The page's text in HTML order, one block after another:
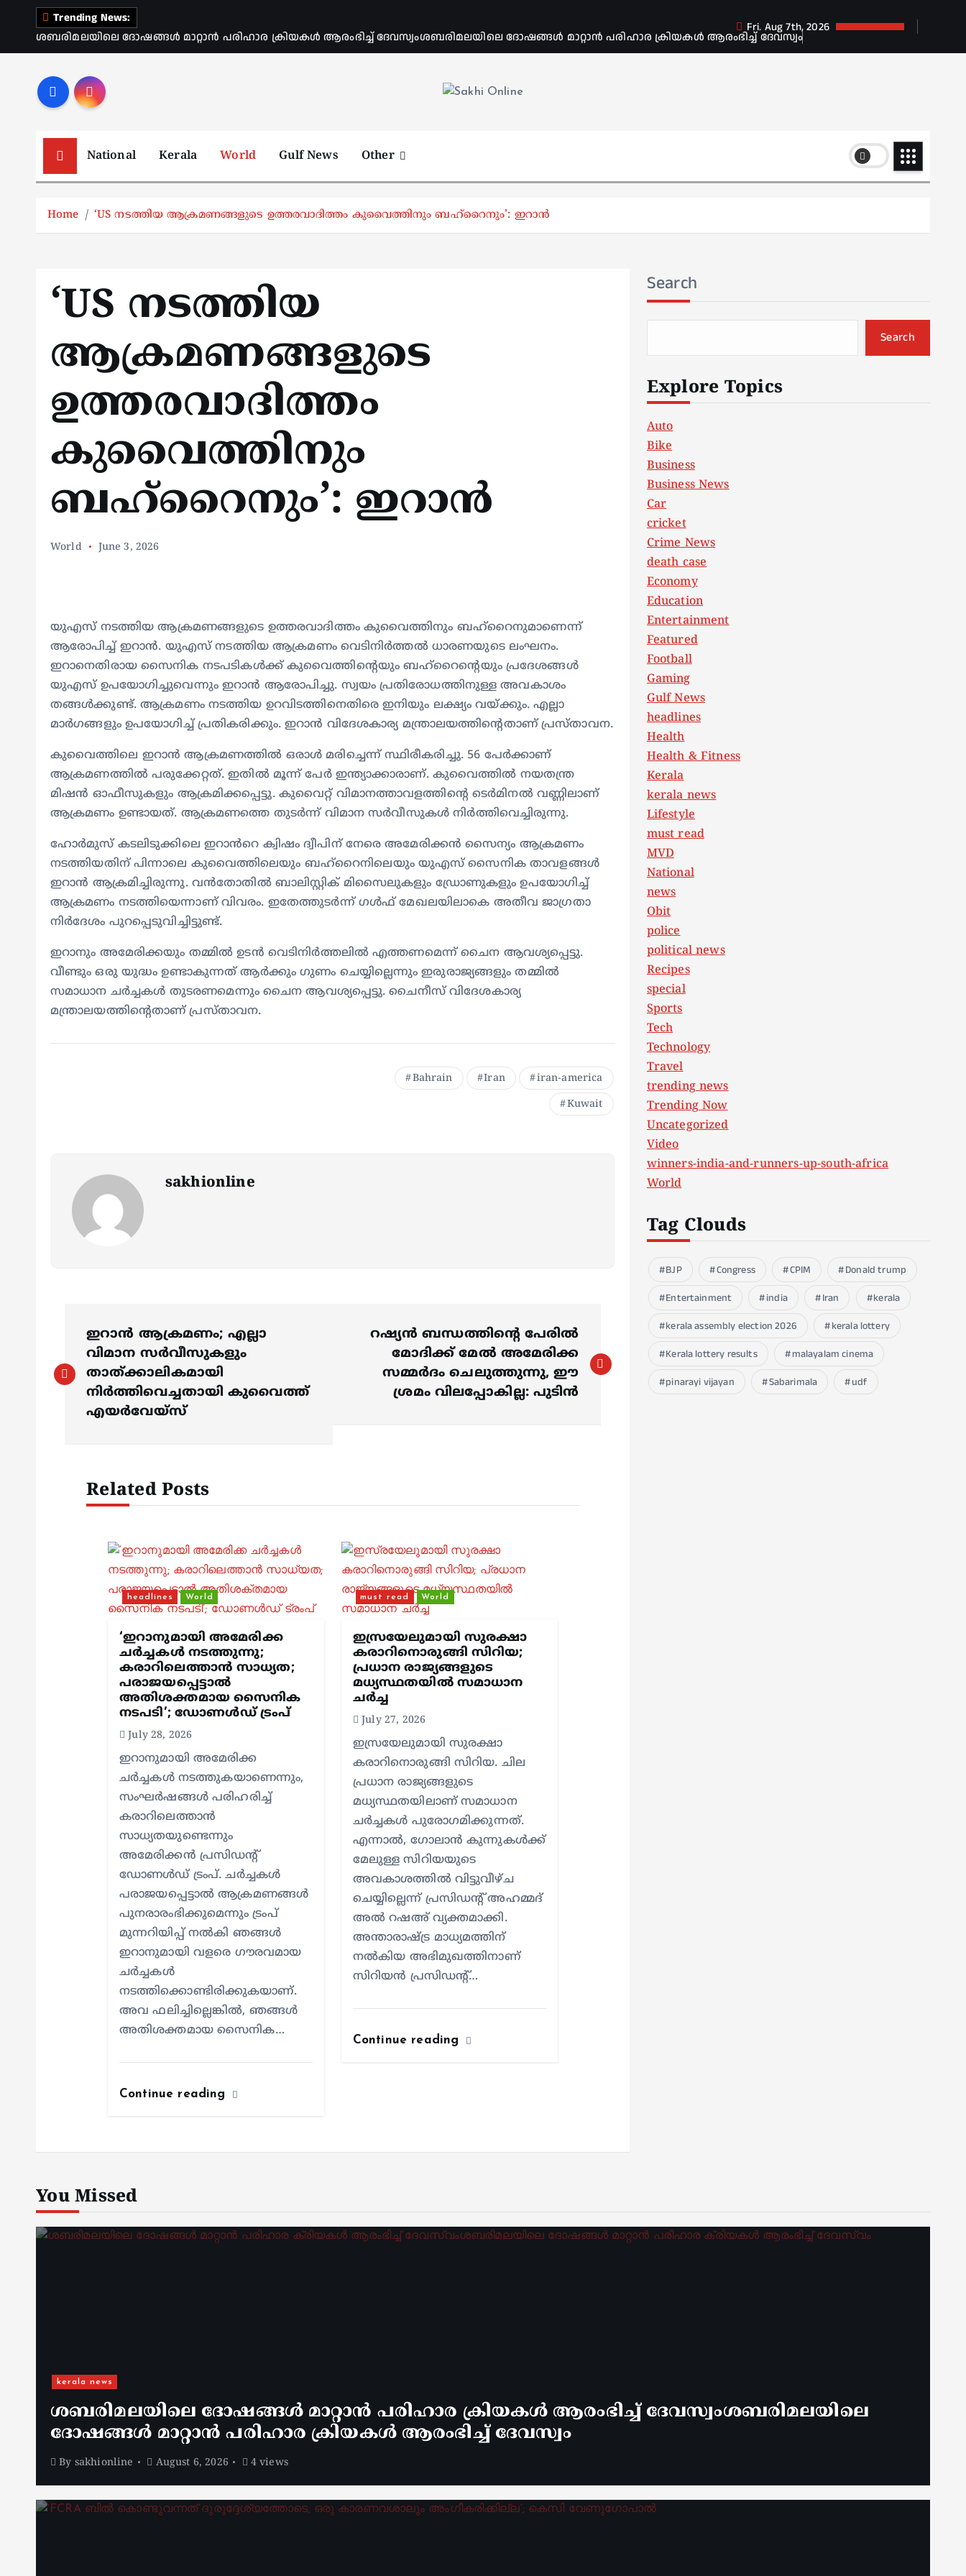
Trending News:
ശബരിമലയിലെ ദോഷങ്ങൾ മാറ്റാൻ പരിഹാര ക്രിയകൾ ആരംഭിച്ച് ദേവസ്വംശബരിമലയിലെ ദോഷങ്ങൾ മാറ്റാൻ പരിഹാര ക്രിയകൾ ആരംഭിച്ച് ദേവസ്വം
Fri. Aug 7th, 2026
National Kerala World Gulf News Other
Home ‘US നടത്തിയ ആക്രമണങ്ങളുടെ ഉത്തരവാദിത്തം കുവൈത്തിനും ബഹ്‌റൈനും’: ഇറാൻ
‘US നടത്തിയ
ആക്രമണങ്ങളുടെ
ഉത്തരവാദിത്തം
കുവൈത്തിനും
ബഹ്‌റൈനും’: ഇറാൻ
World June 3, 2026
യുഎസ് നടത്തിയ ആക്രമണങ്ങളുടെ ഉത്തരവാദിത്തം കുവൈത്തിനും ബഹ്‌റൈനുമാണെന്ന്
ആരോപിച്ച് ഇറാൻ. യുഎസ് നടത്തിയ ആക്രമണം വെടിനിർത്തൽ ധാരണയുടെ ലംഘനം.
ഇറാനെതിരായ സൈനിക നടപടികൾക്ക് കുവൈത്തിന്റെയും ബഹ്റൈന്റെയും പ്രദേശങ്ങൾ
യുഎസ് ഉപയോഗിച്ചുവെന്നും ഇറാൻ ആരോപിച്ചു. സ്വയം പ്രതിരോധത്തിനുള്ള അവകാശം
തങ്ങൾക്കുണ്ട്. ആക്രമണം നടത്തിയ ഉറവിടത്തിനെതിരെ ഇനിയും ലക്ഷ്യം വയ്ക്കും. എല്ലാ
മാർഗങ്ങളും ഉപയോഗിച്ച് പ്രതികരിക്കും. ഇറാൻ വിദേശകാര്യ മന്ത്രാലയത്തിന്റെതാണ് പ്രസ്താവന.
കുവൈത്തിലെ ഇറാൻ ആക്രമണത്തിൽ ഒരാൾ മരിച്ചെന്ന് സ്ഥിരീകരിച്ചു. 56 പേർക്കാണ്
ആക്രമണത്തിൽ പരുക്കേറ്റത്. ഇതിൽ മൂന്ന് പേർ ഇന്ത്യാക്കാരാണ്. കുവൈത്തിൽ നയതന്ത്ര
മിഷൻ ഓഫീസുകളും ആക്രമിക്കപ്പെട്ടു. കുവൈറ്റ് വിമാനത്താവളത്തിന്റെ ടെർമിനൽ വണ്ണിലാണ്
ആക്രമണം ഉണ്ടായത്. ആക്രമണത്തെ തുടർന്ന് വിമാന സർവീസുകൾ നിർത്തിവെച്ചിരുന്നു.
ഹോർമുസ് കടലിടുക്കിലെ ഇറാൻറെ ക്വിഷം ദ്വീപിന് നേരെ അമേരിക്കൻ സൈന്യം ആക്രമണം
നടത്തിയതിന് പിന്നാലെ കുവൈത്തിലെയും ബഹ്‌റൈനിലെയും യുഎസ് സൈനിക താവളങ്ങൾ
ഇറാൻ ആക്രമിച്ചിരുന്നു. വൻതോതിൽ ബാലിസ്റ്റിക് മിസൈലുകളും ഡ്രോണുകളും ഉപയോഗിച്ച്
ആക്രമണം നടത്തിയെന്നാണ് വിവരം. ഇതേത്തുടർന്ന് ഗൾഫ് മേഖലയിലാകെ അതീവ ജാഗ്രതാ
നിർദേശം പുറപ്പെടുവിച്ചിട്ടുണ്ട്.
ഇറാനും അമേരിക്കയും തമ്മിൽ ഉടൻ വെടിനിർത്തലിൽ എത്തണമെന്ന് ചൈന ആവശ്യപ്പെട്ടു.
വീണ്ടും ഒരു യുദ്ധം ഉണ്ടാകുന്നത് ആർക്കും ഗുണം ചെയ്യില്ലെന്നും ഇരുരാജ്യങ്ങളും തമ്മിൽ
സമാധാന ചർച്ചകൾ തുടരണമെന്നും ചൈന ആവശ്യപ്പെട്ടു. ചൈനീസ് വിദേശകാര്യ
മന്ത്രാലയത്തിന്റെതാണ് പ്രസ്താവന.
Bahrain Iran iran-america
Kuwait
sakhionline
o
ഇറാൻ ആക്രമണം; എല്ലാ
വിമാന സർവീസുകളും
താത്ക്കാലികമായി
നിർത്തിവെച്ചതായി കുവൈത്ത്
എയർവേയ്‌സ്‌
റഷ്യന്‍ ബന്ധത്തിന്റെ പേരില്‍
മോദിക്ക് മേല്‍ അമേരിക്ക
സമ്മര്‍ദം ചെലുത്തുന്നു, ഈ
ശ്രമം വിലപ്പോകില്ല: പുടിന്‍
Related Posts
headlines World
‘ഇറാനുമായി അമേരിക്ക
ചര്‍ച്ചകള്‍ നടത്തുന്നു;
കരാറിലെത്താന്‍ സാധ്യത;
പരാജയപ്പെട്ടാല്‍
അതിശക്തമായ സൈനിക
നടപടി’; ഡോണള്‍ഡ് ട്രംപ്
July 28, 2026
ഇറാനുമായി അമേരിക്ക
ചര്‍ച്ചകള്‍ നടത്തുകയാണെന്നും,
സംഘര്‍ഷങ്ങള്‍ പരിഹരിച്ച്
കരാറിലെത്താന്‍
സാധ്യതയുണ്ടെന്നും
അമേരിക്കന്‍ പ്രസിഡന്റ്
ഡോണള്‍ഡ് ട്രംപ്. ചര്‍ച്ചകള്‍
പരാജയപ്പെട്ടാല്‍ ആക്രമണങ്ങള്‍
പുനരാരംഭിക്കുമെന്നും ട്രംപ്
മുന്നറിയിപ്പ് നല്‍കി ഞങ്ങള്‍
ഇറാനുമായി വളരെ ഗൗരവമായ
ചര്‍ച്ചകള്‍
നടത്തിക്കൊണ്ടിരിക്കുകയാണ്.
അവ ഫലിച്ചില്ലെങ്കില്‍, ഞങ്ങള്‍
അതിശക്തമായ സൈനിക…
Continue reading
must read World
ഇസ്രയേലുമായി സുരക്ഷാ
കരാറിനൊരുങ്ങി സിറിയ;
പ്രധാന രാജ്യങ്ങളുടെ
മധ്യസ്ഥതയില്‍ സമാധാന
ചര്‍ച്ച
July 27, 2026
ഇസ്രയേലുമായി സുരക്ഷാ
കരാറിനൊരുങ്ങി സിറിയ. ചില
പ്രധാന രാജ്യങ്ങളുടെ
മധ്യസ്ഥതയിലാണ് സമാധാന
ചര്‍ച്ചകള്‍ പുരോഗമിക്കുന്നത്.
എന്നാല്‍, ഗോലാന്‍ കുന്നുകള്‍ക്ക്
മേലുള്ള സിറിയയുടെ
അവകാശത്തില്‍ വിട്ടുവീഴ്ച
ചെയ്യില്ലെന്ന് പ്രസിഡന്റ് അഹമ്മദ്
അല്‍ റഷഅ് വ്യക്തമാക്കി.
അന്താരാഷ്ട്ര മാധ്യമത്തിന്
നല്‍കിയ അഭിമുഖത്തിനാണ്
സിറിയന്‍ പ്രസിഡന്റ്…
Continue reading
Search
Search
Explore Topics
Auto
Bike
Business
Business News
Car
cricket
Crime News
death case
Economy
Education
Entertainment
Featured
Football
Gaming
Gulf News
headlines
Health
Health & Fitness
Kerala
kerala news
Lifestyle
must read
MVD
National
news
Obit
police
political news
Recipes
special
Sports
Tech
Technology
Travel
trending news
Trending Now
Uncategorized
Video
winners-india-and-runners-up-south-africa
World
Tag Clouds
BJP Congress CPIM
Donald trump
Entertainment
india Iran
kerala
kerala assembly election 2026
kerala lottery
Kerala lottery results
malayalam cinema
pinarayi vijayan
Sabarimala udf
You Missed
kerala news
ശബരിമലയിലെ ദോഷങ്ങൾ മാറ്റാൻ പരിഹാര ക്രിയകൾ ആരംഭിച്ച് ദേവസ്വംശബരിമലയിലെ
ദോഷങ്ങൾ മാറ്റാൻ പരിഹാര ക്രിയകൾ ആരംഭിച്ച് ദേവസ്വം
By sakhionline August 6, 2026 4 views